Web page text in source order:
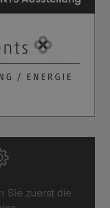
Sie zuerst die